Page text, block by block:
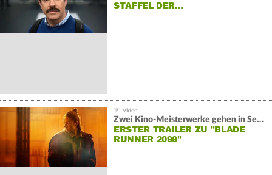
STAFFEL DER…
Zwei Kino-Meisterwerke gehen in Serie:
ERSTER TRAILER ZU "BLADE
RUNNER 2099"